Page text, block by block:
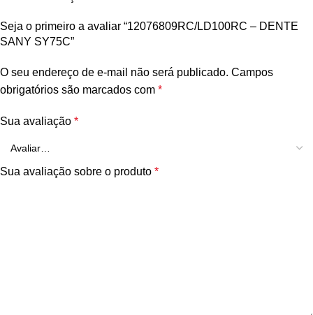
Seja o primeiro a avaliar “12076809RC/LD100RC – DENTE
SANY SY75C”
O seu endereço de e-mail não será publicado. Campos
obrigatórios são marcados com *
Sua avaliação *
Sua avaliação sobre o produto *